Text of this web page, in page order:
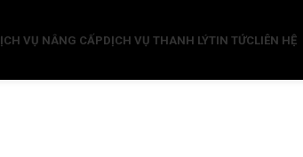
VỤ NÂNG CẤPDỊCH VỤ THANH LÝTIN TỨCLIÊN HỆ